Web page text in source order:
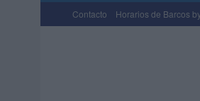
Contacto Horarios de Barcos